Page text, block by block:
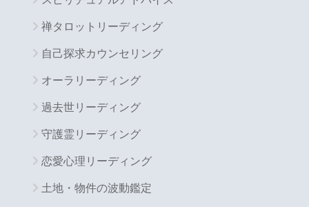
禅タロットリーディング
自己探求カウンセリング
オーラリーディング
過去世リーディング
守護霊リーディング
恋愛心理リーディング
土地・物件の波動鑑定